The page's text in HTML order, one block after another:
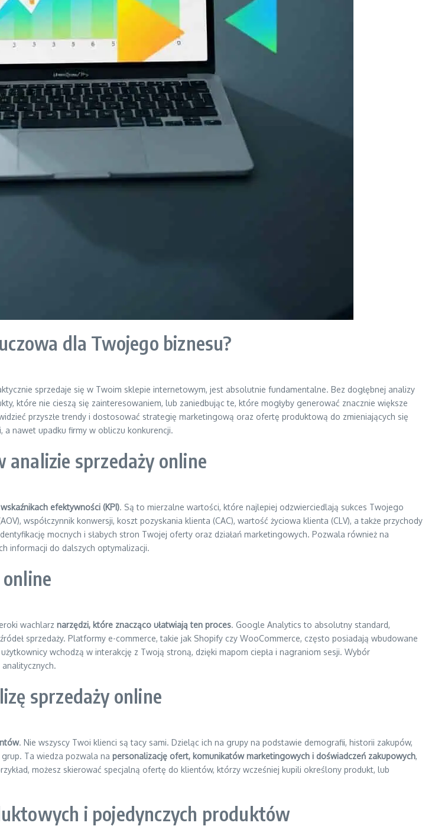
dla Twojego biznesu?
sprzedaje się w Twoim sklepie internetowym, jest absolutnie fundamentalne. Bez dogłębnej analizy
które nie cieszą się zainteresowaniem, lub zaniedbując te, które mogłyby generować znacznie większe
przyszłe trendy i dostosować strategię marketingową oraz ofertę produktową do zmieniających się
nawet upadku firmy w obliczu konkurencji.
analizie sprzedaży online
efektywności (KPI). Są to mierzalne wartości, które najlepiej odzwierciedlają sukces Twojego
współczynnik konwersji, koszt pozyskania klienta (CAC), wartość życiowa klienta (CLV), a także przychody
mocnych i słabych stron Twojej oferty oraz działań marketingowych. Pozwala również na
informacji do dalszych optymalizacji.
wachlarz narzędzi, które znacząco ułatwiają ten proces. Google Analytics to absolutny standard,
sprzedaży. Platformy e-commerce, takie jak Shopify czy WooCommerce, często posiadają wbudowane
wchodzą w interakcję z Twoją stroną, dzięki mapom ciepła i nagraniom sesji. Wybór
sprzedaży online
. Nie wszyscy Twoi klienci są tacy sami. Dzieląc ich na grupy na podstawie demografii, historii zakupów,
Ta wiedza pozwala na personalizację ofert, komunikatów marketingowych i doświadczeń zakupowych,
możesz skierować specjalną ofertę do klientów, którzy wcześniej kupili określony produkt, lub
i pojedynczych produktów